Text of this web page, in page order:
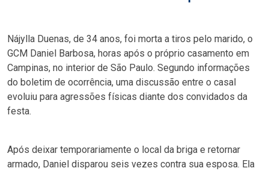
Nájylla Duenas, de 34 anos, foi morta a tiros pelo marido, o
GCM Daniel Barbosa, horas após o próprio casamento em
Campinas, no interior de São Paulo. Segundo informações
do boletim de ocorrência, uma discussão entre o casal
evoluiu para agressões físicas diante dos convidados da
festa.
Após deixar temporariamente o local da briga e retornar
armado, Daniel disparou seis vezes contra sua esposa. Ela